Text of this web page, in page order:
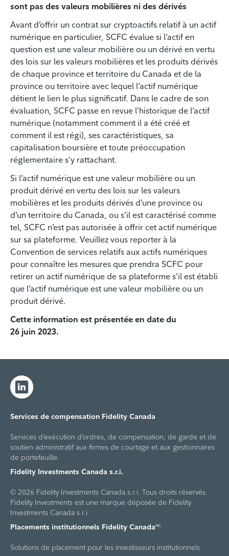
sont pas des valeurs mobilières ni des dérivés
Avant d’offrir un contrat sur cryptoactifs relatif à un actif
numérique en particulier, SCFC évalue si l’actif en
question est une valeur mobilière ou un dérivé en vertu
des lois sur les valeurs mobilières et les produits dérivés
de chaque province et territoire du Canada et de la
province ou territoire avec lequel l’actif numérique
détient le lien le plus significatif. Dans le cadre de son
évaluation, SCFC passe en revue l’historique de l’actif
numérique (notamment comment il a été créé et
comment il est régi), ses caractéristiques, sa
capitalisation boursière et toute préoccupation
réglementaire s’y rattachant.
Si l’actif numérique est une valeur mobilière ou un
produit dérivé en vertu des lois sur les valeurs
mobilières et les produits dérivés d’une province ou
d’un territoire du Canada, ou s’il est caractérisé comme
tel, SCFC n’est pas autorisée à offrir cet actif numérique
sur sa plateforme. Veuillez vous reporter à la
Convention de services relatifs aux actifs numériques
pour connaître les mesures que prendra SCFC pour
retirer un actif numérique de sa plateforme s’il est établi
que l’actif numérique est une valeur mobilière ou un
produit dérivé.
Cette information est présentée en date du
26 juin 2023.
Services de compensation Fidelity Canada
Services d’exécution d’ordres, de compensation, de garde et de
soutien administratif aux firmes de courtage et aux gestionnaires
de portefeuille.
Fidelity Investments Canada s.r.i.
© 2026 Fidelity Investments Canada s.r.i. Tous droits réservés.
Fidelity Investments est une marque déposée de Fidelity
Investments Canada s.r.i.
Placements institutionnels Fidelity CanadaMC
Solutions de placement pour les investisseurs institutionnels.